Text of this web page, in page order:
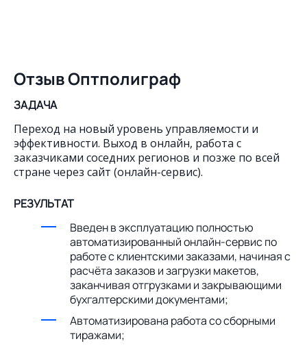
Отзыв Оптполиграф
ЗАДАЧА
Переход на новый уровень управляемости и
эффективности. Выход в онлайн, работа с
заказчиками соседних регионов и позже по всей
стране через сайт (онлайн-сервис).
РЕЗУЛЬТАТ
Введен в эксплуатацию полностью
автоматизированный онлайн-сервис по
работе с клиентскими заказами, начиная с
расчёта заказов и загрузки макетов,
заканчивая отгрузками и закрывающими
бухгалтерскими документами;
Автоматизирована работа со сборными
тиражами;